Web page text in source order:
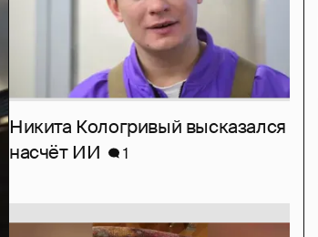
Никита Кологривый высказался
насчёт ИИ
1